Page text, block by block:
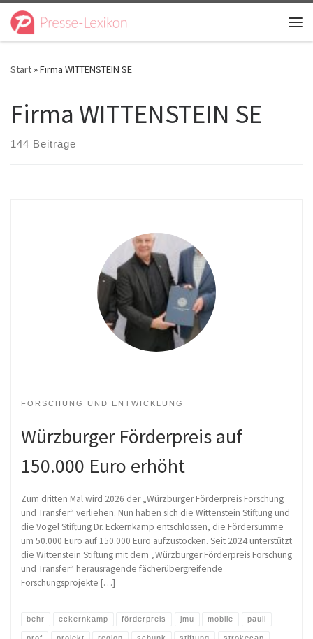
Zum Inhalt springen
Start»Firma WITTENSTEIN SE
Firma WITTENSTEIN SE
144 Beiträge
FORSCHUNG UND ENTWICKLUNG
Würzburger Förderpreis auf
150.000 Euro erhöht
Zum dritten Mal wird 2026 der „Würzburger Förderpreis Forschung
und Transfer“ verliehen. Nun haben sich die Wittenstein Stiftung und
die Vogel Stiftung Dr. Eckernkamp entschlossen, die Fördersumme
um 50.000 Euro auf 150.000 Euro aufzustocken. Seit 2024 unterstützt
die Wittenstein Stiftung mit dem „Würzburger Förderpreis Forschung
und Transfer“ herausragende fächerübergreifende
Forschungsprojekte […]
behr eckernkamp förderpreis jmu mobile pauli